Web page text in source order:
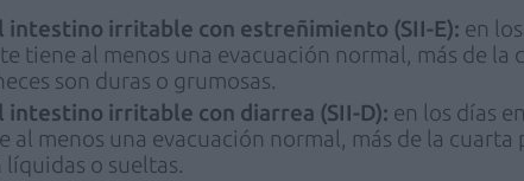
intestino irritable con estreñimiento (SII-E): en
tiene al menos una evacuación normal, más de la
son duras o grumosas.
intestino irritable con diarrea (SII-D): en los días
al menos una evacuación normal, más de la cuarta
líquidas o sueltas.